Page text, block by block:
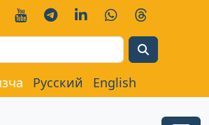
Русский English